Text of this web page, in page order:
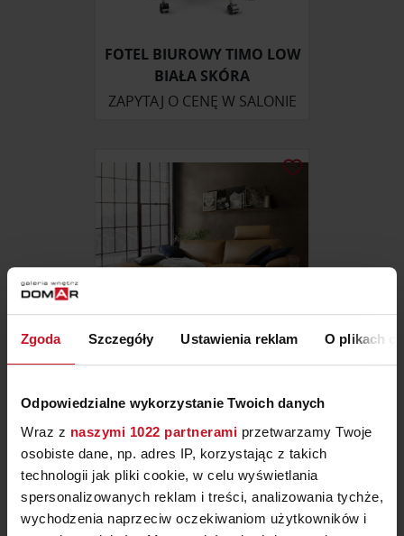
Zgoda Szczegóły Ustawienia reklam O plikach
Odpowiedzialne wykorzystanie Twoich danych
Wraz z naszymi 1022 partnerami przetwarzamy Twoje
osobiste dane, np. adres IP, korzystając z takich
technologii jak pliki cookie, w celu wyświetlania
spersonalizowanych reklam i treści, analizowania tychże,
wychodzenia naprzeciw oczekiwaniom użytkowników i
FOTEL BIUROWY TIMO LOW
BIAŁA SKÓRA
ZAPYTAJ O CENĘ W SALONIE
ZAPYTAJ O CENĘ W SALONIE